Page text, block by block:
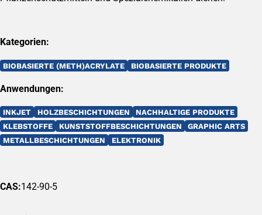
Kategorien:
BIOBASIERTE (METH)ACRYLATE BIOBASIERTE PRODUKTE
Anwendungen:
INKJET HOLZBESCHICHTUNGEN
NACHHALTIGE PRODUKTE
KLEBSTOFFE
KUNSTSTOFFBESCHICHTUNGEN
GRAPHIC ARTS
METALLBESCHICHTUNGEN
ELEKTRONIK
CAS:142-90-5